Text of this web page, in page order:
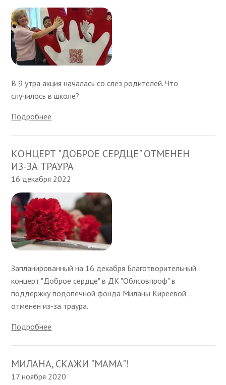
В 9 утра акция началась со слез родителей. Что
случилось в школе?
Подробнее
КОНЦЕРТ "ДОБРОЕ СЕРДЦЕ" ОТМЕНЕН
ИЗ-ЗА ТРАУРА
16 декабря 2022
Запланированный на 16 декабря Благотворительный
концерт "Доброе сердце" в ДК "Облсовпроф" в
поддержку подопечной фонда Миланы Киреевой
отменен из-за траура.
Подробнее
МИЛАНА, СКАЖИ "МАМА"!
17 ноября 2020